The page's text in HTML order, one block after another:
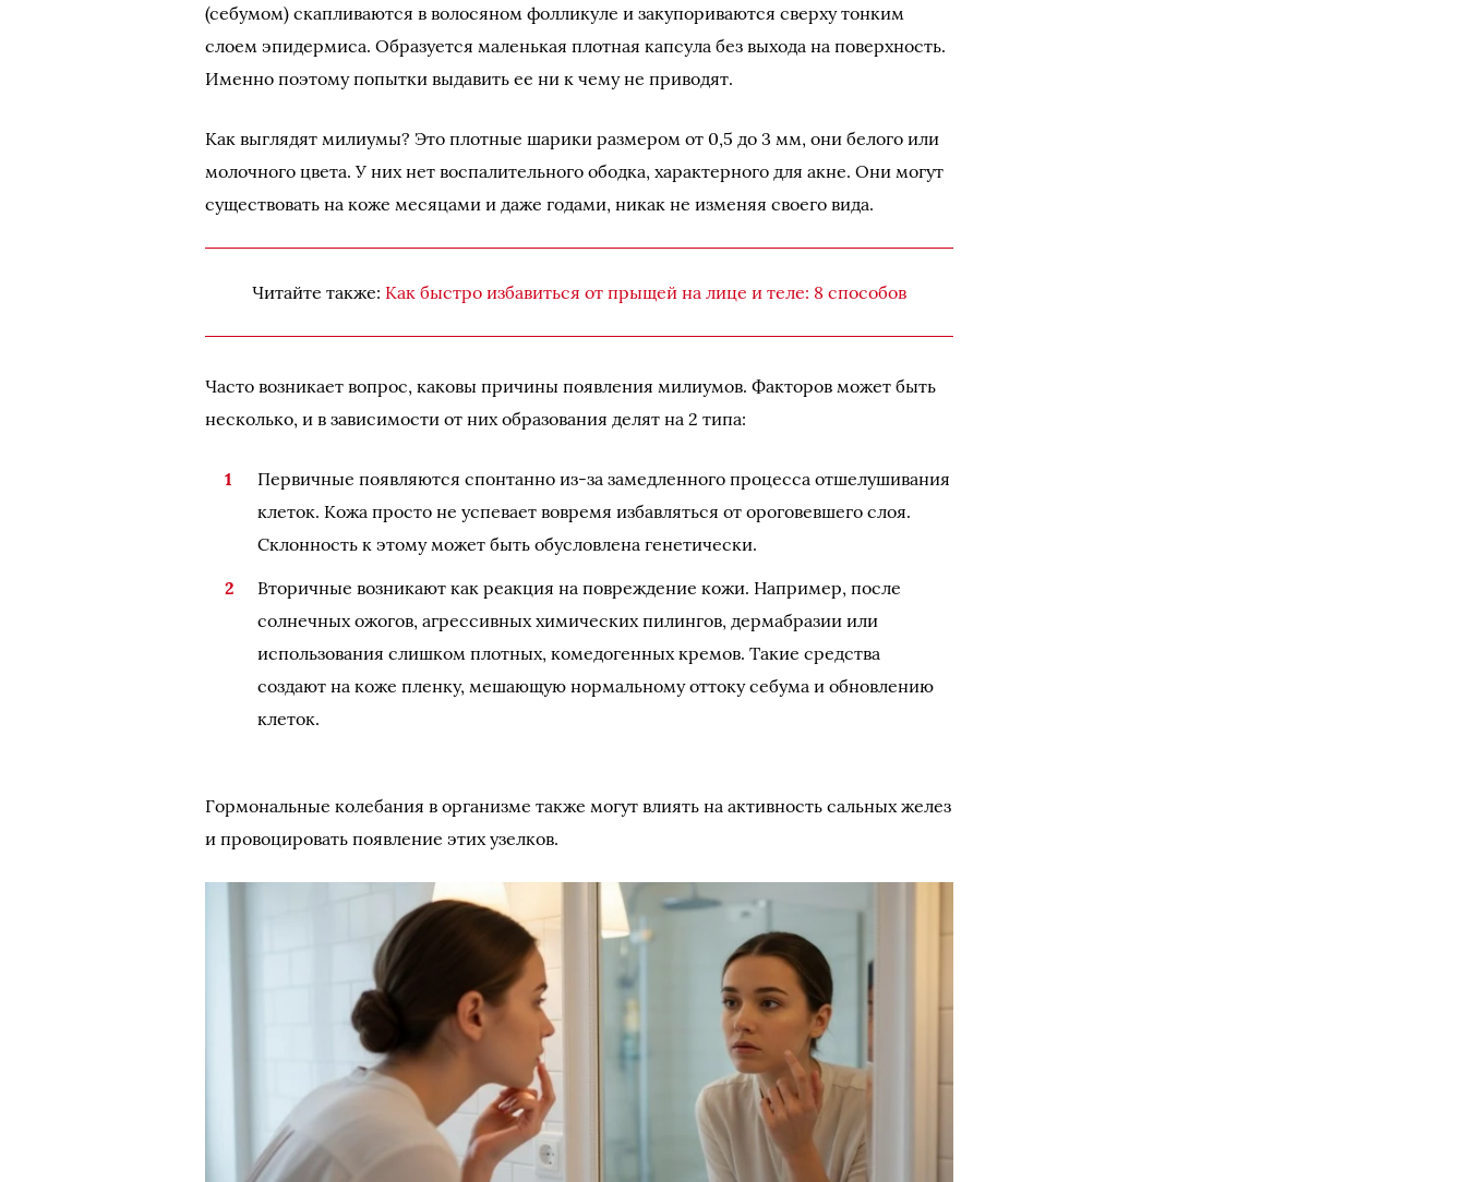
(себумом) скапливаются в волосяном фолликуле и закупориваются сверху тонким
слоем эпидермиса. Образуется маленькая плотная капсула без выхода на поверхность.
Именно поэтому попытки выдавить ее ни к чему не приводят.
Как выглядят милиумы? Это плотные шарики размером от 0,5 до 3 мм, они белого или
молочного цвета. У них нет воспалительного ободка, характерного для акне. Они могут
существовать на коже месяцами и даже годами, никак не изменяя своего вида.
Читайте также: Как быстро избавиться от прыщей на лице и теле: 8 способов
Часто возникает вопрос, каковы причины появления милиумов. Факторов может быть
несколько, и в зависимости от них образования делят на 2 типа:
Первичные появляются спонтанно из-за замедленного процесса отшелушивания
клеток. Кожа просто не успевает вовремя избавляться от ороговевшего слоя.
Склонность к этому может быть обусловлена генетически.
Вторичные возникают как реакция на повреждение кожи. Например, после
солнечных ожогов, агрессивных химических пилингов, дермабразии или
использования слишком плотных, комедогенных кремов. Такие средства
создают на коже пленку, мешающую нормальному оттоку себума и обновлению
клеток.
Гормональные колебания в организме также могут влиять на активность сальных желез
и провоцировать появление этих узелков.